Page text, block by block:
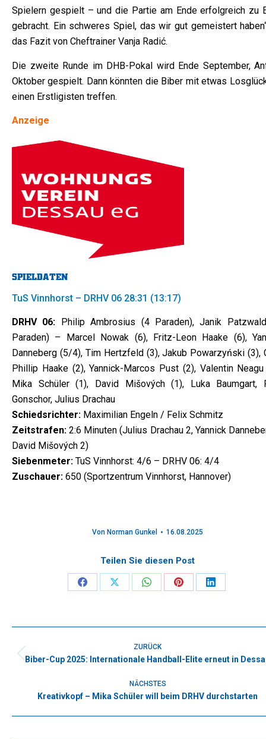
Spielern gespielt – und die Partie am Ende erfolgreich zu
gebracht. Ein schweres Spiel, das wir gut gemeistert
das Fazit von Cheftrainer Vanja Radić.
Die zweite Runde im DHB-Pokal wird Ende September,
Oktober gespielt. Dann könnten die Biber mit etwas
einen Erstligisten treffen.
Anzeige
SPIELDATEN
TuS Vinnhorst – DRHV 06 28:31 (13:17)
DRHV 06: Philip Ambrosius (4 Paraden), Janik
Paraden) – Marcel Nowak (6), Fritz-Leon Haake (6),
Danneberg (5/4), Tim Hertzfeld (3), Jakub Powarzyński (3),
Phillip Haake (2), Yannick-Marcos Pust (2), Valentin
Mika Schüler (1), David Mišových (1), Luka Baumgart,
Gonschor, Julius Drachau
Schiedsrichter: Maximilian Engeln / Felix Schmitz
Zeitstrafen: 2:6 Minuten (Julius Drachau 2, Yannick
David Mišových 2)
Siebenmeter: TuS Vinnhorst: 4/6 – DRHV 06: 4/4
Zuschauer: 650 (Sportzentrum Vinnhorst, Hannover)
Von Norman Gunkel 16.08.2025
Teilen Sie diesen Post
Share
Facebook
Share
X
Share
WhatsApp
Share
Pinterest
Share
LinkedIn
ZURÜCK
Vorheriger
Biber-Cup 2025: Internationale Handball-Elite erneut in
NÄCHSTES
Nächster
Kreativkopf – Mika Schüler will beim DRHV durchstarten